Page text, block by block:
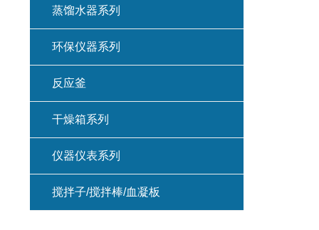
蒸馏水器系列
环保仪器系列
反应釜
干燥箱系列
仪器仪表系列
搅拌子/搅拌棒/血凝板